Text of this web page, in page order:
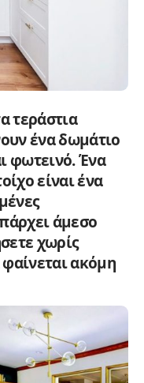
τεράστια
ένα δωμάτιο
φωτεινό. Ένα
είναι ένα
άμεσο
χωρίς
ακόμη